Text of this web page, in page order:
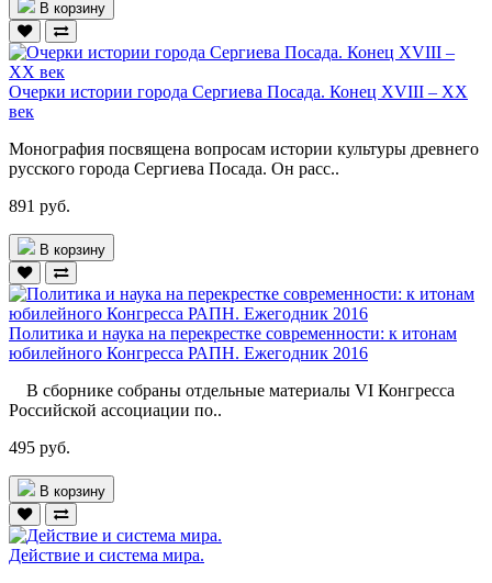
В корзину
Очерки истории города Сергиева Посада. Конец XVIII – ХХ
век
Монография посвящена вопросам истории культуры древнего
русского города Сергиева Посада. Он расс..
891 руб.
В корзину
Политика и наука на перекрестке современности: к итонам
юбилейного Конгресса РАПН. Ежегодник 2016
В сборнике собраны отдельные материалы VI Конгресса
Российской ассоциации по..
495 руб.
В корзину
Действие и система мира.